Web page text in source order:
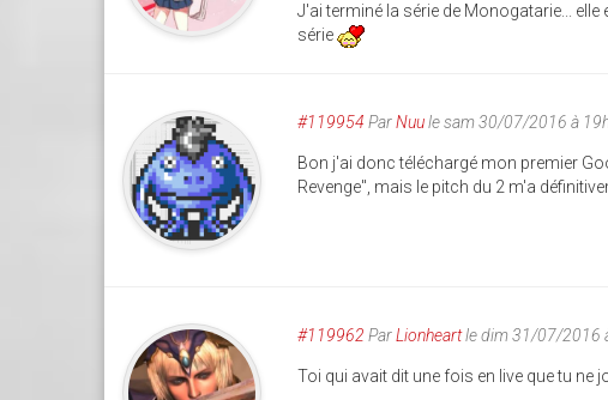
J'ai terminé la série de Monogatarie...
série
#119954 ParNuule sam 30/07/2016 à
Bon j'ai donc téléchargé mon premier
Revenge", mais le pitch du 2 m'a
#119962 ParLionheartle dim 31/07/2016
Toi qui avait dit une fois en live que tu